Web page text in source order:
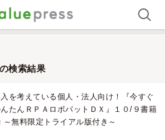
検索結果
を考えている個人・法人向け！『今すぐ
たんＲＰＡロボパットＤＸ』１０/９書籍
～無料限定トライアル版付き～